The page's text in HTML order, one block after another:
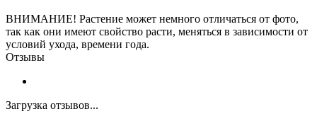
ВНИМАНИЕ! Растение может немного отличаться от фото,
так как они имеют свойство расти, меняться в зависимости от
условий ухода, времени года.
Отзывы
Загрузка отзывов...